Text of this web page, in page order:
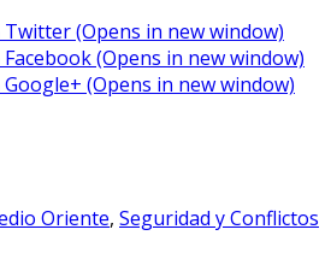
(Opens in new window)
(Opens in new window)
(Opens in new window)
Oriente, Seguridad y Conflictos